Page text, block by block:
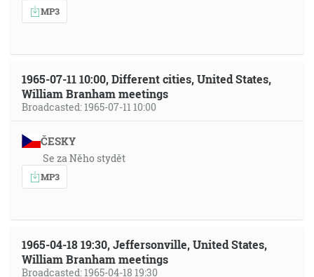
MP3
1965-07-11 10:00, Different cities, United States,
William Branham meetings
Broadcasted: 1965-07-11 10:00
ČESKY
Se za Něho stydět
MP3
1965-04-18 19:30, Jeffersonville, United States,
William Branham meetings
Broadcasted: 1965-04-18 19:30